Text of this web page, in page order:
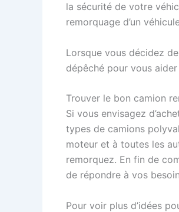
la sécurité de votre
remorquage d’un
Lorsque vous décidez
dépêché pour vous
Trouver le bon camion
Si vous envisagez
types de camions
moteur et à toutes les
remorquez. En fin de
de répondre à vos
Pour voir plus d’idées